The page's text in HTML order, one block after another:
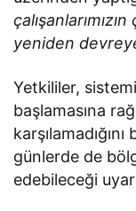
yeniden devreye
Yetkililer,
başlamasına
günlerde de
edebileceği